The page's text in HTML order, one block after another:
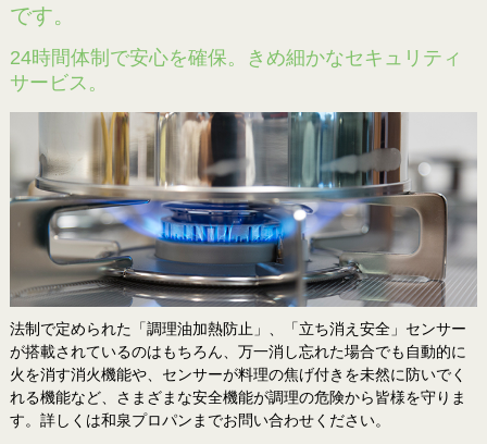
です。
24時間体制で安心を確保。きめ細かなセキュリティ
サービス。
法制で定められた「調理油加熱防止」、「立ち消え安全」センサー
が搭載されているのはもちろん、万一消し忘れた場合でも自動的に
火を消す消火機能や、センサーが料理の焦げ付きを未然に防いでく
れる機能など、さまざまな安全機能が調理の危険から皆様を守りま
す。詳しくは和泉プロパンまでお問い合わせください。